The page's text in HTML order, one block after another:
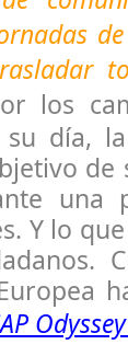
los
día,
de
una
Y lo